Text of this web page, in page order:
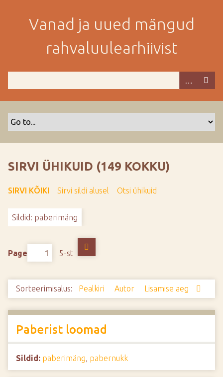
i
Vanad ja uued mängud
rahvaluulearhiivist
SIRVI ÜHIKUID (149 KOKKU)
SIRVI KÕIKI Sirvi sildi alusel Otsi ühikuid
Sildid: paberimäng
Page 5-st
Sorteerimisalus: Pealkiri Autor Lisamise aeg
Paberist loomad
Sildid: paberimäng, pabernukk